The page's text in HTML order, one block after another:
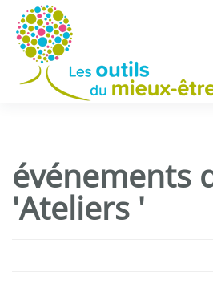
Accéder au contenu principal
événements
'Ateliers '